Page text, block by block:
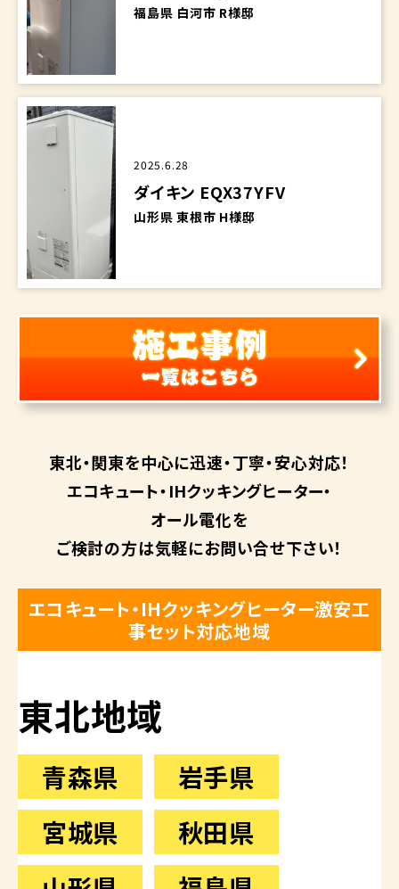
福島県 白河市 R様邸
2025.6.28
ダイキン EQX37YFV
山形県 東根市 H様邸
東北・関東を中心に迅速・丁寧・安心対応！
エコキュート・IHクッキングヒーター・
オール電化を
ご検討の方は気軽にお問い合せ下さい！
エコキュート・IHクッキングヒーター激安工
事セット対応地域
東北地域
青森県
岩手県
宮城県
秋田県